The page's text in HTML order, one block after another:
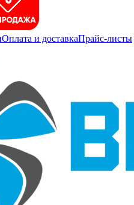
Оплата и доставкаПрайс-листы